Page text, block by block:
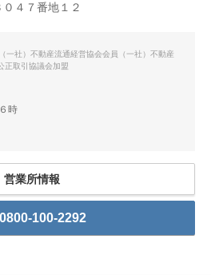
４７番地１２
一社）不動産流通経営協会会員（一社）不動産
正取引協議会加盟
0800-100-2292
時
営業所情報